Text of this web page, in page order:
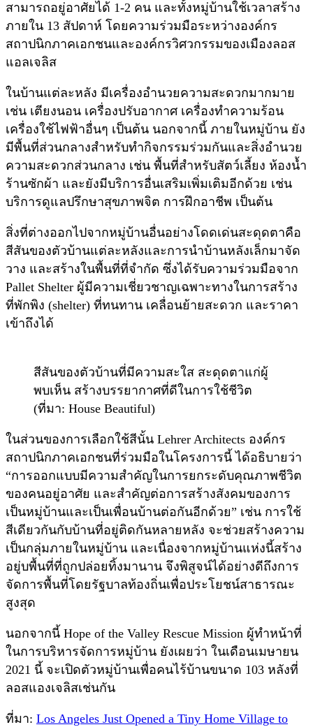
สามารถอยู่อาศัยได้ 1-2 คน และทั้งหมู่บ้านใช้เวลาสร้าง
ภายใน 13 สัปดาห์ โดยความร่วมมือระหว่างองค์กร
สถาปนิกภาคเอกชนและองค์กรวิศวกรรมของเมืองลอส
แอลเจลิส
ในบ้านแต่ละหลัง มีเครื่องอำนวยความสะดวกมากมาย
เช่น เตียงนอน เครื่องปรับอากาศ เครื่องทำความร้อน
เครื่องใช้ไฟฟ้าอื่นๆ เป็นต้น นอกจากนี้ ภายในหมู่บ้าน ยัง
มีพื้นที่ส่วนกลางสำหรับทำกิจกรรมร่วมกันและสิ่งอำนวย
ความสะดวกส่วนกลาง เช่น พื้นที่สำหรับสัตว์เลี้ยง ห้องน้ำ
ร้านซักผ้า และยังมีบริการอื่นเสริมเพิ่มเติมอีกด้วย เช่น
บริการดูแลปรึกษาสุขภาพจิต การฝึกอาชีพ เป็นต้น
สิ่งที่ต่างออกไปจากหมู่บ้านอื่นอย่างโดดเด่นสะดุดตาคือ
สีสันของตัวบ้านแต่ละหลังและการนำบ้านหลังเล็กมาจัด
วาง และสร้างในพื้นที่ที่จำกัด ซึ่งได้รับความร่วมมือจาก
Pallet Shelter ผู้มีความเชี่ยวชาญเฉพาะทางในการสร้าง
ที่พักพิง (shelter) ที่ทนทาน เคลื่อนย้ายสะดวก และราคา
เข้าถึงได้
สีสันของตัวบ้านที่มีความสะใส สะดุดตาแก่ผู้
พบเห็น สร้างบรรยากาศที่ดีในการใช้ชีวิต
(ที่มา: House Beautiful)
ในส่วนของการเลือกใช้สีนั้น Lehrer Architects องค์กร
สถาปนิกภาคเอกชนที่ร่วมมือในโครงการนี้ ได้อธิบายว่า
“การออกแบบมีความสำคัญในการยกระดับคุณภาพชีวิต
ของคนอยู่อาศัย และสำคัญต่อการสร้างสังคมของการ
เป็นหมู่บ้านและเป็นเพื่อนบ้านต่อกันอีกด้วย” เช่น การใช้
สีเดียวกันกับบ้านที่อยู่ติดกันหลายหลัง จะช่วยสร้างความ
เป็นกลุ่มภายในหมู่บ้าน และเนื่องจากหมู่บ้านแห่งนี้สร้าง
อยู่บพื้นที่ที่ถูกปล่อยทิ้งมานาน จึงพิสูจน์ได้อย่างดีถึงการ
จัดการพื้นที่โดยรัฐบาลท้องถิ่นเพื่อประโยชน์สาธารณะ
สูงสุด
นอกจากนี้ Hope of the Valley Rescue Mission ผู้ทำหน้าที่
ในการบริหารจัดการหมู่บ้าน ยังเผยว่า ในเดือนเมษายน
2021 นี้ จะเปิดตัวหมู่บ้านเพื่อคนไร้บ้านขนาด 103 หลังที่
ลอสแองเจลิสเช่นกัน
ที่มา: Los Angeles Just Opened a Tiny Home Village to